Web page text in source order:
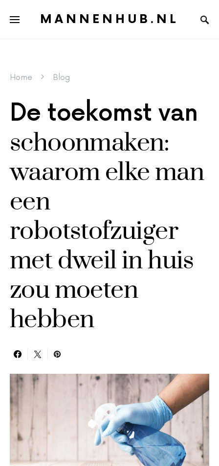
MANNENHUB.NL
Home Blog
De toekomst van
schoonmaken:
waarom elke man
een
robotstofzuiger
met dweil in huis
zou moeten
hebben